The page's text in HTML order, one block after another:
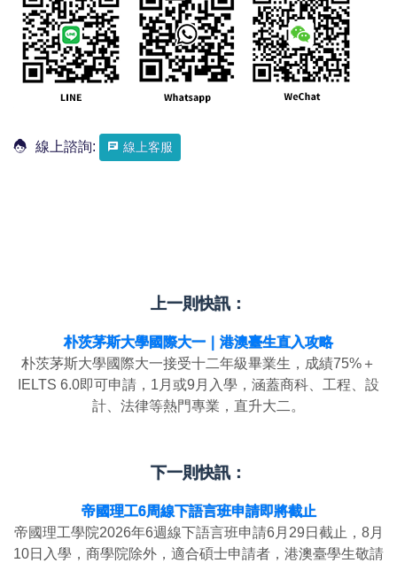
線上諮詢: 線上客服
上一則快訊：
朴茨茅斯大學國際大一｜港澳臺生直入攻略
朴茨茅斯大學國際大一接受十二年級畢業生，成績75%＋
IELTS 6.0即可申請，1月或9月入學，涵蓋商科、工程、設
計、法律等熱門專業，直升大二。
下一則快訊：
帝國理工6周線下語言班申請即將截止
帝國理工學院2026年6週線下語言班申請6月29日截止，8月
10日入學，商學院除外，適合碩士申請者，港澳臺學生敬請